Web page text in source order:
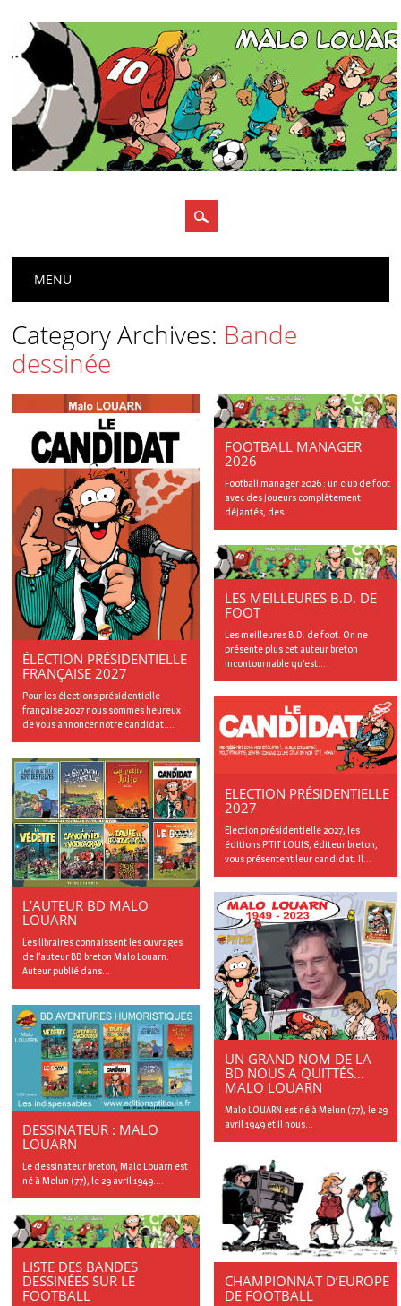
Main menu
MENU
Category Archives: Bande
dessinée
ÉLECTION PRÉSIDENTIELLE
FRANÇAISE 2027
Pour les élections présidentielle
française 2027 nous sommes heureux
de vous annoncer notre candidat....
FOOTBALL MANAGER
2026
Football manager 2026 : un club de foot
avec des joueurs complètement
déjantés, des...
LES MEILLEURES B.D. DE
FOOT
Les meilleures B.D. de foot. On ne
présente plus cet auteur breton
incontournable qu’est...
ELECTION PRÉSIDENTIELLE
2027
Election présidentielle 2027, les
éditions P’TIT LOUIS, éditeur breton,
vous présentent leur candidat. Il...
L’AUTEUR BD MALO
LOUARN
Les libraires connaissent les ouvrages
de l’auteur BD breton Malo Louarn.
Auteur publié dans...
UN GRAND NOM DE LA
BD NOUS A QUITTÉS…
MALO LOUARN
Malo LOUARN est né à Melun (77), le 29
avril 1949 et il nous...
DESSINATEUR : MALO
LOUARN
Le dessinateur breton, Malo Louarn est
né à Melun (77), le 29 avril 1949....
CHAMPIONNAT D’EUROPE
DE FOOTBALL
LISTE DES BANDES
DESSINÉES SUR LE
FOOTBALL